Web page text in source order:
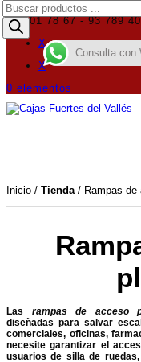
619 01 78 67 - 93 789
X
X
0 elementos
Búsqueda
de
productos
Inicio / Tienda/ Rampas de
Las rampas de acceso
diseñadas para salvar
comerciales, oficinas,
necesite garantizar el
usuarios de silla de
Consulta con